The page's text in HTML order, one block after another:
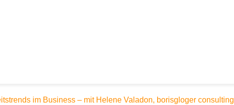
im Business – mit Helene Valadon, borisgloger consulting